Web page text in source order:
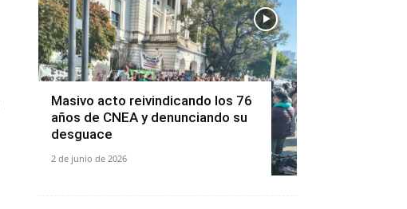
Masivo acto reivindicando los 76
años de CNEA y denunciando su
desguace
2 de junio de 2026